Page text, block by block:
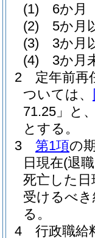
(1)
6か月
(2)
5か月
(3)
3か月
(4)
3か月
2
定年前再
ついては、
71.25」と
とする。
3
第1項の
日現在(退
死亡した日
受けるべ
る。
4
行政職給